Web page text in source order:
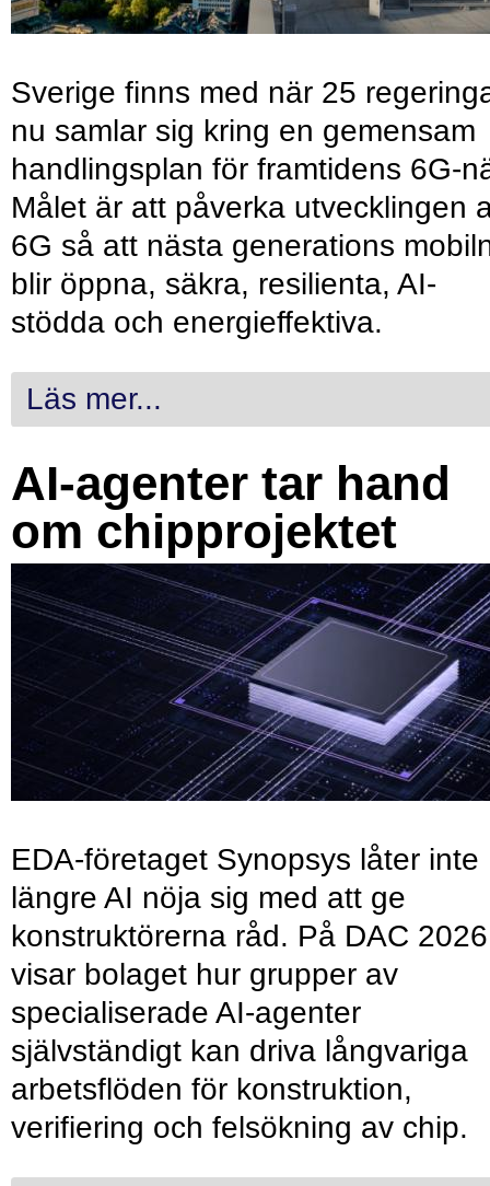
Sverige finns med när 25
nu samlar sig kring en gemensam
handlingsplan för framtidens 6G-
Målet är att påverka utvecklingen
6G så att nästa generations
blir öppna, säkra, resilienta, AI-
stödda och energieffektiva.
Läs mer...
AI-agenter tar hand
om chipprojektet
EDA-företaget Synopsys låter inte
längre AI nöja sig med att ge
konstruktörerna råd. På DAC 2026
visar bolaget hur grupper av
specialiserade AI-agenter
självständigt kan driva långvariga
arbetsflöden för konstruktion,
verifiering och felsökning av chip.